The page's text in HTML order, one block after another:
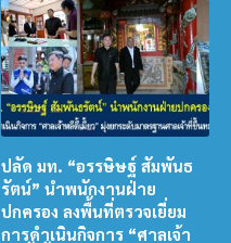
ปลัด มท. “อรรษิษฐ์ สัมพันธ
รัตน์” นำพนักงานฝ่าย
ปกครอง ลงพื้นที่ตรวจเยี่ยม
การดำเนินกิจการ “ศาลเจ้า